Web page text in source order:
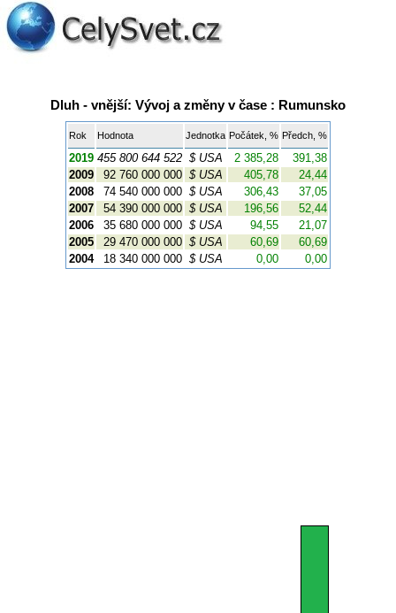
Dluh - vnější: Vývoj a změny v čase : Rumunsko
Rok Hodnota Jednotka Počátek, % Předch, %
2019 455 800 644 522 $ USA 2 385,28
391,38
2009
92 760 000 000 $ USA 405,78
24,44
2008
74 540 000 000 $ USA 306,43
37,05
2007
54 390 000 000 $ USA 196,56
52,44
2006
35 680 000 000 $ USA 94,55
21,07
2005
29 470 000 000 $ USA 60,69
60,69
2004
18 340 000 000 $ USA 0,00 0,00